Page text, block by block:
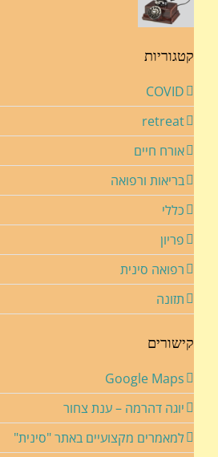
קטגוריות
COVID
retreat
אורח חיים
בריאות ורפואה
כללי
פריון
רפואה סינית
תזונה
קישורים
Google Maps
יוגה דהרמה – ענת צחור
למאמרים מקצועיים באתר "סינית"